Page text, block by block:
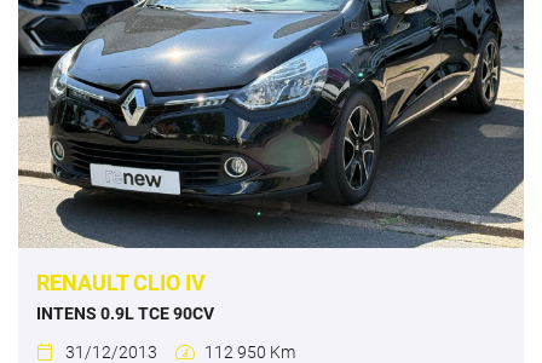
RENAULT CLIO IV
INTENS 0.9L TCE 90CV
 31/12/2013  112 950 Km